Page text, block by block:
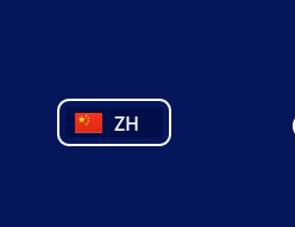
ZH
PT
TR